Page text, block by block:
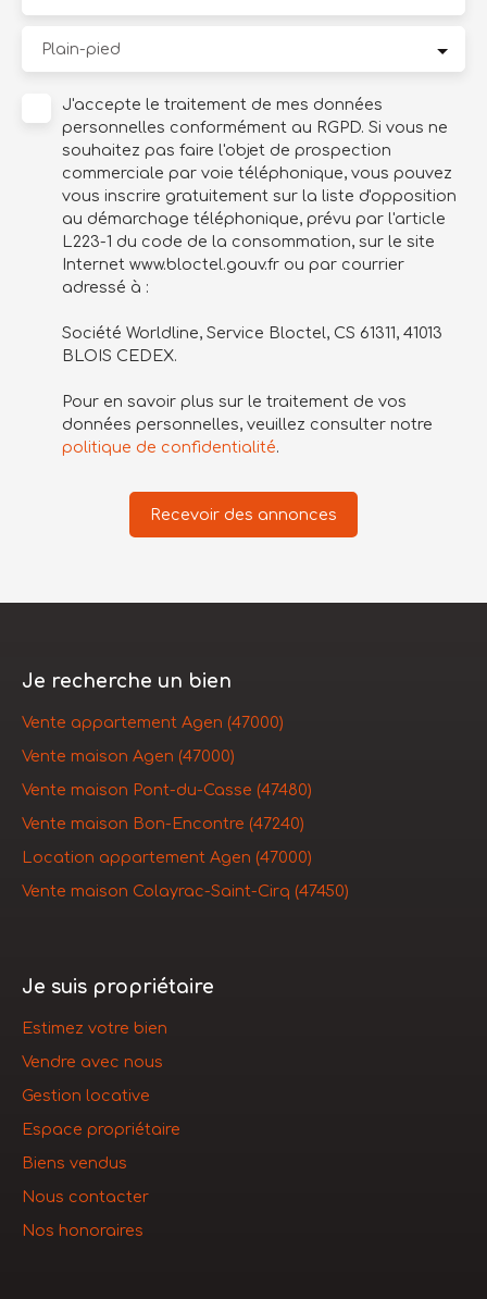
Plain-pied
J'accepte le traitement de mes données
personnelles conformément au RGPD. Si vous ne
souhaitez pas faire l'objet de prospection
commerciale par voie téléphonique, vous pouvez
vous inscrire gratuitement sur la liste d'opposition
au démarchage téléphonique, prévu par l'article
L223-1 du code de la consommation, sur le site
Internet www.bloctel.gouv.fr ou par courrier
adressé à :
Société Worldline, Service Bloctel, CS 61311, 41013
BLOIS CEDEX.
Pour en savoir plus sur le traitement de vos
données personnelles, veuillez consulter notre
politique de confidentialité.
Recevoir des annonces
Je recherche un bien
Vente appartement Agen (47000)
Vente maison Agen (47000)
Vente maison Pont-du-Casse (47480)
Vente maison Bon-Encontre (47240)
Location appartement Agen (47000)
Vente maison Colayrac-Saint-Cirq (47450)
Je suis propriétaire
Estimez votre bien
Vendre avec nous
Gestion locative
Espace propriétaire
Biens vendus
Nous contacter
Nos honoraires